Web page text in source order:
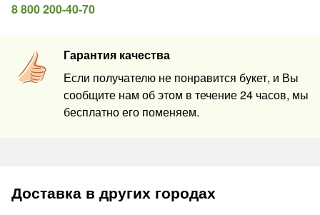
8 800 200-40-70
Гарантия качества
Если получателю не понравится букет, и Вы
сообщите нам об этом в течение 24 часов, мы
бесплатно его поменяем.
Доставка в других городах